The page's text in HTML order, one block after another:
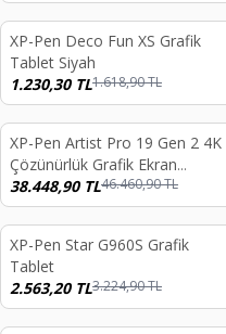
%24
XP-Pen Deco Fun XS Grafik
Tablet Siyah
1.230,30TL1.618,90TL
%17
XP-Pen Artist Pro 19 Gen 2 4K
Çözünürlük Grafik Ekran
Tablet Dual 16K
38.448,90TL46.460,90TL
%21
XP-Pen Star G960S Grafik
Tablet
2.563,20TL3.224,90TL